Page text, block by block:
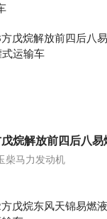
戊烷解放前四后八易
运输车
柴马力发动机